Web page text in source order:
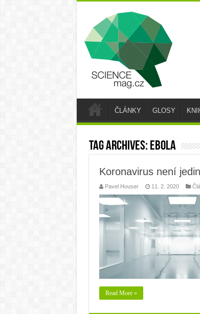
ČLÁNKY GLOSY
Tag Archives: ebola
Koronavirus není
Pavel Houser 11. 2. 2020
Read More »